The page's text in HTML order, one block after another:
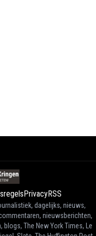
PrivacyRSS
dagelijks, nieuws,
nieuwsberichten,
The New York Times, Le